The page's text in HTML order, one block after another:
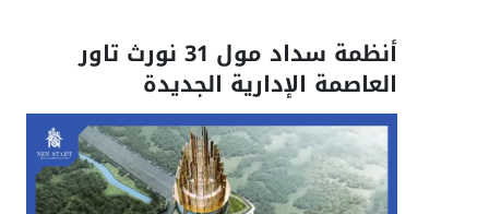
أنظمة سداد مول 31 نورث تاور
العاصمة الإدارية الجديدة